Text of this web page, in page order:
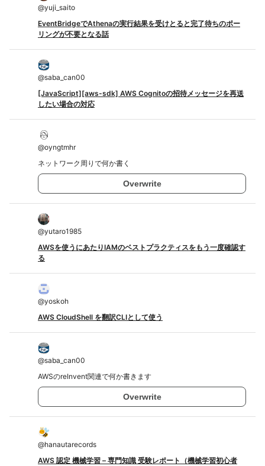
@yuji_saito
EventBridgeでAthenaの実行結果を受けとると完了待ちのポー
リングが不要となる話
@saba_can00
[JavaScript][aws-sdk] AWS Cognitoの招待メッセージを再送
したい場合の対応
@oyngtmhr
ネットワーク周りで何か書く
Overwrite
@yutaro1985
AWSを使うにあたりIAMのベストプラクティスをもう一度確認す
る
@yoskoh
AWS CloudShell を翻訳CLIとして使う
@saba_can00
AWSのreInvent関連で何か書きます
Overwrite
@hanautarecords
AWS 認定 機械学習 – 専門知識 受験レポート（機械学習初心者